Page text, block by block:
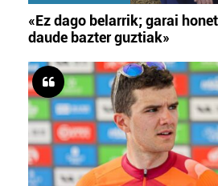
«Ez dago belarrik; garai
daude bazter guztiak»